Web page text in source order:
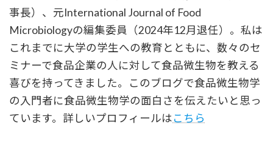
事長）、元International Journal of Food
Microbiologyの編集委員（2024年12月退任）。私は
これまでに大学の学生への教育とともに、数々のセ
ミナーで食品企業の人に対して食品微生物を教える
喜びを持ってきました。このブログで食品微生物学
の入門者に食品微生物学の面白さを伝えたいと思っ
ています。詳しいプロフィールはこちら